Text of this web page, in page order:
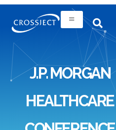
J.P. MORGAN
HEALTHCARE